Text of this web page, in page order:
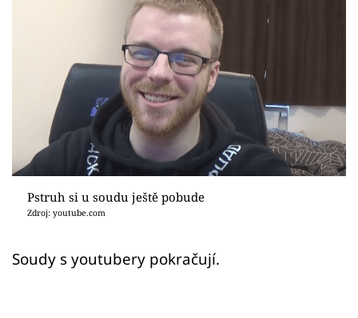
Sex a vztahy
Videa
Sledujte prima+
Přihlášení
Sledujte nás
Pstruh si u soudu ještě pobude
Zdroj: youtube.com
Soudy s youtubery pokračují.